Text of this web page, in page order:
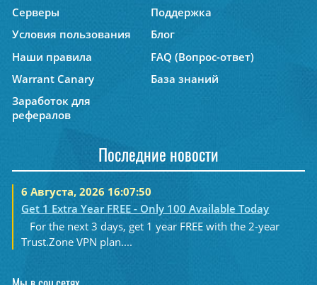
Серверы
Поддержка
Условия пользования
Блог
Наши правила
FAQ (Вопрос-ответ)
Warrant Canary
База знаний
Заработок для
рефералов
Последние новости
6 Августа, 2026 16:07:50
Get 1 Extra Year FREE - Only 100 Available Today
For the next 3 days, get 1 year FREE with the 2-year
Trust.Zone VPN plan....